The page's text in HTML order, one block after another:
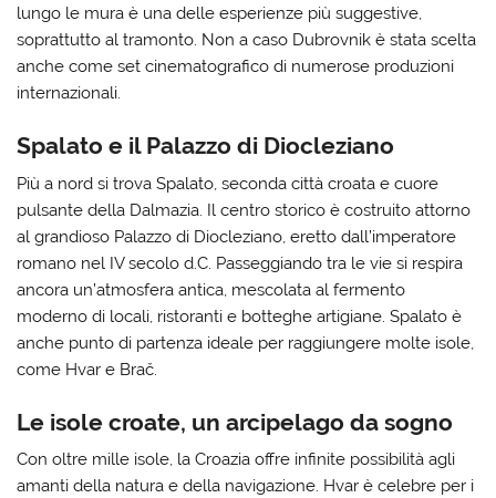
lungo le mura è una delle esperienze più suggestive,
soprattutto al tramonto. Non a caso Dubrovnik è stata scelta
anche come set cinematografico di numerose produzioni
internazionali.
Spalato e il Palazzo di Diocleziano
Più a nord si trova Spalato, seconda città croata e cuore
pulsante della Dalmazia. Il centro storico è costruito attorno
al grandioso Palazzo di Diocleziano, eretto dall’imperatore
romano nel IV secolo d.C. Passeggiando tra le vie si respira
ancora un’atmosfera antica, mescolata al fermento
moderno di locali, ristoranti e botteghe artigiane. Spalato è
anche punto di partenza ideale per raggiungere molte isole,
come Hvar e Brač.
Le isole croate, un arcipelago da sogno
Con oltre mille isole, la Croazia offre infinite possibilità agli
amanti della natura e della navigazione. Hvar è celebre per i